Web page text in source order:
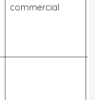
commercial